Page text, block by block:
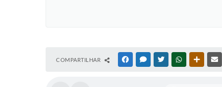
COMPARTILHAR FACEBOOKMESSENGER
TWITTERWHATSAPP